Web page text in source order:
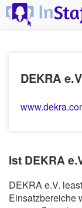
DEKRA
Ist DEKRA
DEKRA e.V.
Einsatzbereiche